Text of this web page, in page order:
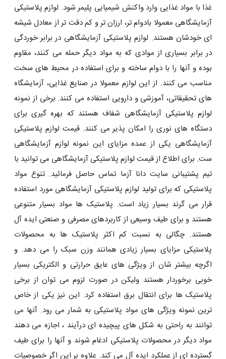
غذا با مواد غذایی وارد واکنش شیمیایی پلیمر شود. لوازم پلاستیکی
آزمایشگاهی معمولا بادوام تر، ارزان تر و کم دقت تر از معادل شیشه
ای خودشان هستند. لوازم پلاستیکی آزمایشگاهی در برابر خوردگی
در برابر بسیاری از موادی که به مواد دیگر حمله می کنند، مقاوم
بوده و آنها را با دوام ساخته و برای استفاده در محیط های سخت
مناسب می کنند. از این لوازم معمولا در صنایع غذایی، آزمایشگاه
های تحقیقاتی، آموزشی و دارویی استفاده می کنند. برخی از نمونه
لوازم پلاستیکی آزمایشگاهی شفاف هستند که بهره گیری برای
دستگاه های نوری را امکان پذیر می کنند. قیمت لوازم پلاستیکی
آزمایشگاهی یکی از عمده مزایای این نمونه لوازم آزمایشگاهی
ست. برای اطلاع از قیمت لوازم پلاستیکی آزمایشگاهی می توانید با
تیم پشتیبانی سایت دانا آزما تماس حاصل فرمائید. تنوع مواد
پلاستیکی که برای تولید لوازم پلاستیکی آزمایشگاهی مورد استفاده
قرار می گرند بسیار زیاد است. پلاستیک ها مواد بسیار متنوعی
هستند و برای طیف وسیعی از کاربردهای مصرفی و صنعتی ایده آل
هستند. چگالی به نسبت کم اکثر پلاستیک ها به محصولات
پلاستیکی مزایای بسیار زیادی همانند وزن سبک را می دهد. و
اگرچه بیشتر شان از ویژگی های عایق حرارتی و الکتریکی بسیار
خوبی برخوردار هستند ولیکن در صورت لزوم می توان از برخی
پلاستیک ها برای انتقال برق استفاده کرد. این نیز یکی از خاص
ترین نمونه ویژگی های مواد پلاستیکی به شمار می رود. آنها می
توانند به راحتی به شکل های پیچیده ای درآیند ، اجازه می دهند
مواد دیگر در محصولات پلاستیکی ادغام شوند و آنها را برای طیف
گسترده ای از عملکرد ایده آل می کند. علاوه بر این اگر خصوصیات